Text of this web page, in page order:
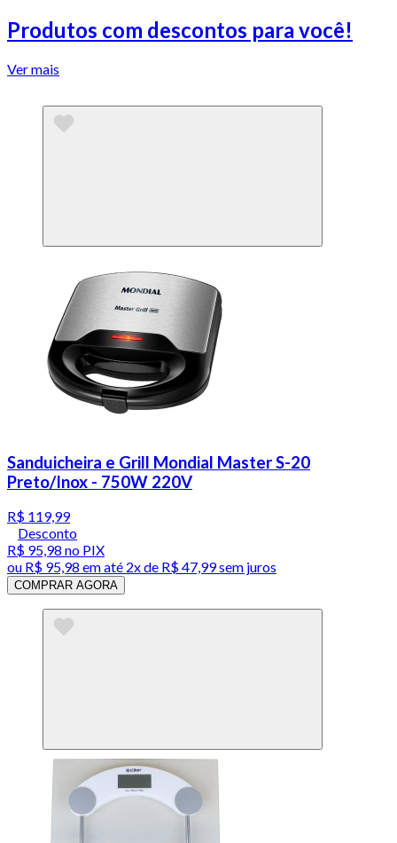
Produtos com descontos para você!
Ver mais
Sanduicheira e Grill Mondial Master S-20
Preto/Inox - 750W 220V
R$ 119,99
Desconto
R$ 95,98 no PIX
ou R$ 95,98 em até 2x de R$ 47,99 sem juros
COMPRAR AGORA